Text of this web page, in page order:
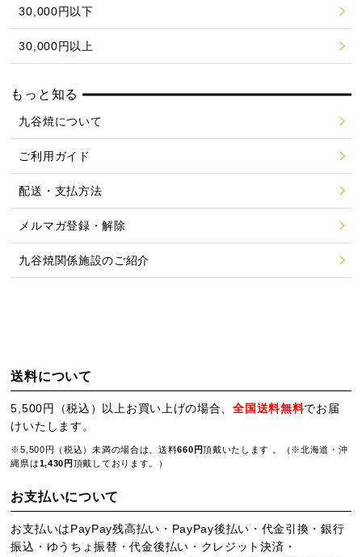
30,000円以下
30,000円以上
もっと知る
九谷焼について
ご利用ガイド
配送・支払方法
メルマガ登録・解除
九谷焼関係施設のご紹介
送料について
5,500円（税込）以上お買い上げの場合、全国送料無料でお届
けいたします。
※5,500円（税込）未満の場合は、送料660円頂戴いたします 。（※北海道・沖
縄県は1,430円 頂戴しております。）
お支払いについて
お支払いはPayPay残高払い・PayPay後払い・代金引換・銀行
振込・ゆうちょ振替・代金後払い・クレジット決済・